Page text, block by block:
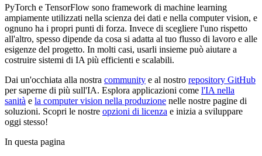
PyTorch e TensorFlow sono framework di machine learning
ampiamente utilizzati nella scienza dei dati e nella computer vision, e
ognuno ha i propri punti di forza. Invece di scegliere l'uno rispetto
all'altro, spesso dipende da cosa si adatta al tuo flusso di lavoro e alle
esigenze del progetto. In molti casi, usarli insieme può aiutare a
costruire sistemi di IA più efficienti e scalabili.
Dai un'occhiata alla nostra community e al nostro repository GitHub
per saperne di più sull'IA. Esplora applicazioni come l'IA nella
sanità e la computer vision nella produzione nelle nostre pagine di
soluzioni. Scopri le nostre opzioni di licenza e inizia a sviluppare
oggi stesso!
In questa pagina